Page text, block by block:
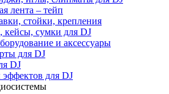
лента – тейп
стойки, крепления
кейсы, сумки для DJ
и аксессуары
для DJ
DJ
для DJ